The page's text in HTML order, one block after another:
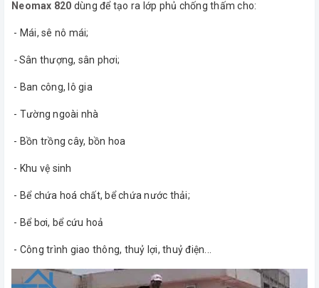
Neomax 820 dùng để tạo ra lớp phủ chống thấm cho:
- Mái, sê nô mái;
-Sân thượng, sân phơi;
- Ban công, lô gia
- Tường ngoài nhà
- Bồn trồng cây, bồn hoa
- Khu vệ sinh
- Bể chứa hoá chất, bể chứa nước thải;
- Bể bơi, bể cứu hoả
- Công trình giao thông, thuỷ lợi, thuỷ điện...